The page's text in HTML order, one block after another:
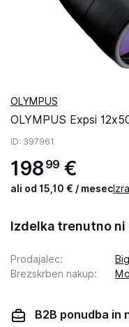
OLYMPUS
OLYMPUS Expsi
ID: 397961
198 99 €
ali od 15,10 € / mesec
Izdelka trenutno ni
Prodajalec:
Brezskrben nakup:
B2B ponudba in